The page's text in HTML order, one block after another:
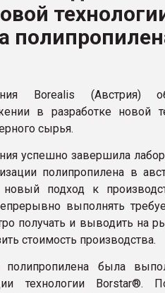
Borealis (Австрия)
в разработке новой
сырья.
успешно завершила
полипропилена в
новый подход к
выполнять
получать и выводить на
стоимость производства.
полипропилена была
технологии Borstar®.